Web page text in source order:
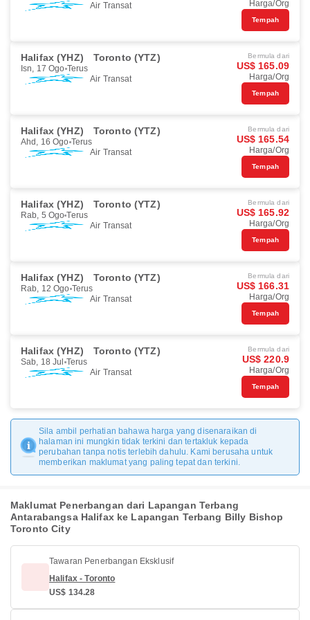
Air Transat Harga/Org
Tempah
Halifax (YHZ) Toronto (YTZ)
Isn, 17 Ogo Terus
Air Transat
Bermula dari
US$ 165.09
Harga/Org
Tempah
Halifax (YHZ) Toronto (YTZ)
Ahd, 16 Ogo Terus
Air Transat
Bermula dari
US$ 165.54
Harga/Org
Tempah
Halifax (YHZ) Toronto (YTZ)
Rab, 5 Ogo Terus
Air Transat
Bermula dari
US$ 165.92
Harga/Org
Tempah
Halifax (YHZ) Toronto (YTZ)
Rab, 12 Ogo Terus
Air Transat
Bermula dari
US$ 166.31
Harga/Org
Tempah
Halifax (YHZ) Toronto (YTZ)
Sab, 18 Jul Terus
Air Transat
Bermula dari
US$ 220.9
Harga/Org
Tempah
Sila ambil perhatian bahawa harga yang disenaraikan di
halaman ini mungkin tidak terkini dan tertakluk kepada
perubahan tanpa notis terlebih dahulu. Kami berusaha untuk
memberikan maklumat yang paling tepat dan terkini.
Maklumat Penerbangan dari Lapangan Terbang
Antarabangsa Halifax ke Lapangan Terbang Billy Bishop
Toronto City
Tawaran Penerbangan Eksklusif
Halifax - Toronto
US$ 134.28